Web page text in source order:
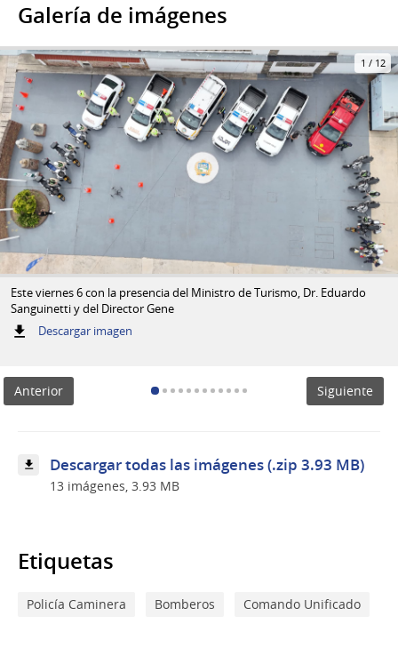
Galería de imágenes
1 / 12
Este viernes 6 con la presencia del Ministro de Turismo, Dr. Eduardo
Sanguinetti y del Director Gene
Descargar imagen:
Ministro
de
Turismo,
Gene
Anterior Siguiente
Descargar todas las imágenes (.zip 3.93 MB)
13 imágenes, 3.93 MB
Etiquetas
Policía Caminera Bomberos Comando Unificado